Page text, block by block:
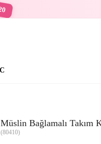
Müslin Bağlamalı Takım
(80410)